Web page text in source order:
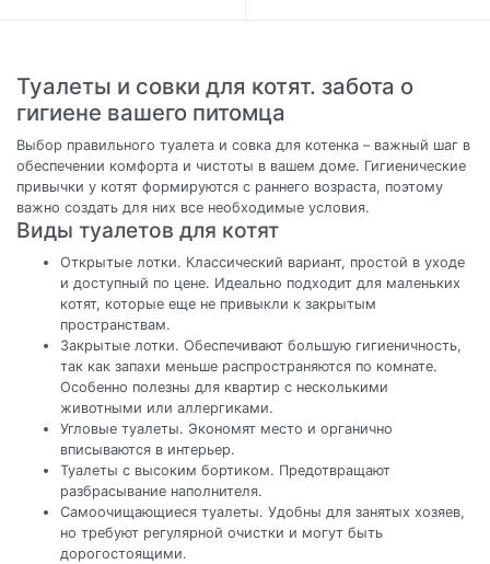
Туалеты и совки для котят. забота о
гигиене вашего питомца
Выбор правильного туалета и совка для котенка – важный шаг в
обеспечении комфорта и чистоты в вашем доме. Гигиенические
привычки у котят формируются с раннего возраста, поэтому
важно создать для них все необходимые условия.
Виды туалетов для котят
Открытые лотки. Классический вариант, простой в уходе
и доступный по цене. Идеально подходит для маленьких
котят, которые еще не привыкли к закрытым
пространствам.
Закрытые лотки. Обеспечивают большую гигиеничность,
так как запахи меньше распространяются по комнате.
Особенно полезны для квартир с несколькими
животными или аллергиками.
Угловые туалеты. Экономят место и органично
вписываются в интерьер.
Туалеты с высоким бортиком. Предотвращают
разбрасывание наполнителя.
Самоочищающиеся туалеты. Удобны для занятых хозяев,
но требуют регулярной очистки и могут быть
дорогостоящими.